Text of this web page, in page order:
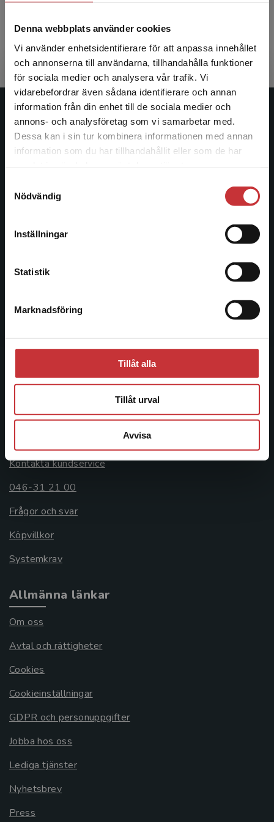
Denna webbplats använder cookies
Vi använder enhetsidentifierare för att anpassa innehållet
och annonserna till användarna, tillhandahålla funktioner
för sociala medier och analysera vår trafik. Vi
vidarebefordrar även sådana identifierare och annan
information från din enhet till de sociala medier och
annons- och analysföretag som vi samarbetar med.
Dessa kan i sin tur kombinera informationen med annan
information som du har tillhandahållit eller som de har
Nödvändig
Inställningar
Statistik
Marknadsföring
Tillåt alla
Tillåt urval
Avvisa
Begränsad fraktregion
Det verkar som att du besöker
studentlitteratur.se via en enhet utanför Sverige.
Vi erbjuder inte leveranser utanför Sverige. För
att kunna slutföra ett köp måste
(smakprov döps enligt ISBN-nummer utan streck
mellan)
Studentlitteratur
Studentlitteratur grundades 1963 och är idag Sveriges
informationstjänster i utbudet, finns Studentlitteratur med
längs hela kunskapsresan.
Kontakta oss
Kontakta oss
Postadress:
Besöksadress:
Åkergränden 1
Kontakta kundservice
046-31 21 00
Frågor och svar
Köpvillkor
Systemkrav
Allmänna länkar
Om oss
Avtal och rättigheter
Cookies
Cookieinställningar
GDPR och personuppgifter
Jobba hos oss
Lediga tjänster
Nyhetsbrev
Press